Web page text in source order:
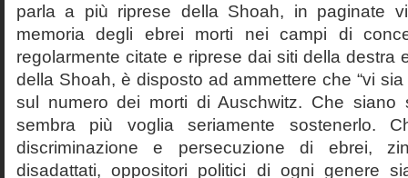
parla a più riprese della Shoah, in paginate
memoria degli ebrei morti nei campi di
regolarmente citate e riprese dai siti della destra
della Shoah, è disposto ad ammettere che “vi
sul numero dei morti di Auschwitz. Che siano
sembra più voglia seriamente sostenerlo.
discriminazione e persecuzione di ebrei,
disadattati, oppositori politici di ogni genere